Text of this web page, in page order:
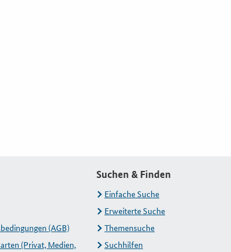
(AGB)
(Privat, Medien,
Suchen & Finden
Einfache Suche
Erweiterte Suche
Themensuche
Suchhilfen